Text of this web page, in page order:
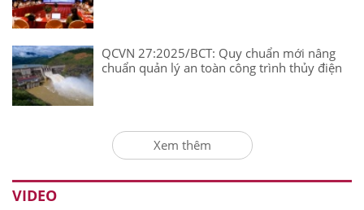
QCVN 27:2025/BCT: Quy chuẩn mới nâng
chuẩn quản lý an toàn công trình thủy điện
Xem thêm
VIDEO